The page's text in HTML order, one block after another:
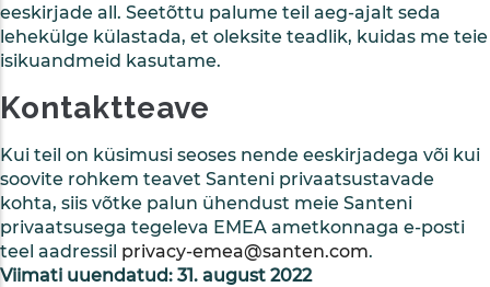
eeskirjade all. Seetõttu palume teil aeg-ajalt seda
lehekülge külastada, et oleksite teadlik, kuidas me teie
isikuandmeid kasutame.
Kontaktteave
Kui teil on küsimusi seoses nende eeskirjadega või kui
soovite rohkem teavet Santeni privaatsustavade
kohta, siis võtke palun ühendust meie Santeni
privaatsusega tegeleva EMEA ametkonnaga e-posti
teel aadressil privacy-emea@santen.com.
Viimati uuendatud: 31. august 2022